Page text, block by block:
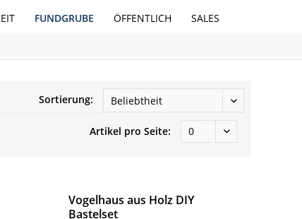
FUNDGRUBE ÖFFENTLICH SALES
Sortierung:
Artikel pro Seite:
Vogelhaus aus Holz DIY
Bastelset